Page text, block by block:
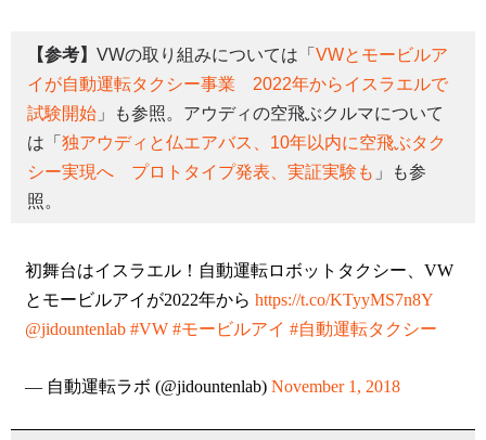
【参考】 VWの取り組みについては「 VWとモービルア
イが自動運転タクシー事業 2022年からイスラエルで
試験開始 」も参照。アウディの空飛ぶクルマについて
は「 独アウディと仏エアバス、10年以内に空飛ぶタク
シー実現へ プロトタイプ発表、実証実験も 」も参
照。
初舞台はイスラエル！自動運転ロボットタクシー、VW
とモービルアイが2022年から https://t.co/KTyyMS7n8Y
@jidountenlab #VW #モービルアイ #自動運転タクシー
— 自動運転ラボ (@jidountenlab) November 1, 2018